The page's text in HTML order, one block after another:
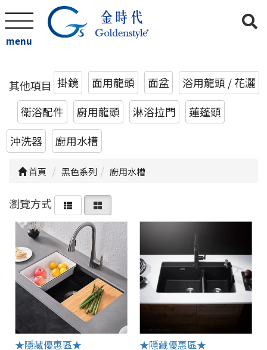
menu
其他項目 掛鏡 面用龍頭 面盆
浴用龍頭 / 花灑
衛浴配件
廚用龍頭 淋浴拉門
蓮蓬頭
沖洗器
廚用水槽
首頁 黑色系列 廚用水槽
瀏覽方式
★隱藏優惠區★ ★隱藏優惠區★